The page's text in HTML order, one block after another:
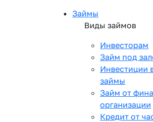
Займы
Виды займов
Инвесторам
Займ под
Инвестиции
займы
Займ от
организации
Кредит от